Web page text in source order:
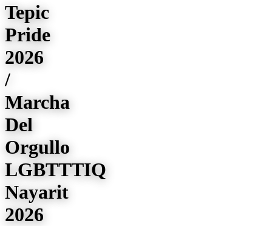
Tepic
Pride
2026
/
Marcha
Del
Orgullo
LGBTTTIQ
Nayarit
2026